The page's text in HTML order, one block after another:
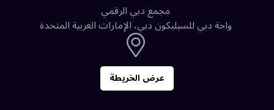
مجمع دبي الرقمي
واحة دبي للسيليكون دبي، الإمارات العربية المتحدة
عرض الخريطة